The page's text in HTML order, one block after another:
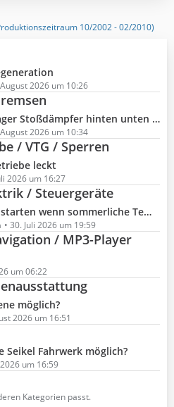
10/2002 - 02/2010)
2026 um 10:26
Stoßdämpfer hinten unten tauschen
2026 um 10:34
/ VTG / Sperren
leckt
2026 um 16:27
/ Steuergeräte
wenn sommerliche Temperaturen
30. Juli 2026 um 19:59
/ MP3-Player
um 06:22
möglich?
2026 um 16:51
Seikel Fahrwerk möglich?
um 16:59
Kategorien passt.